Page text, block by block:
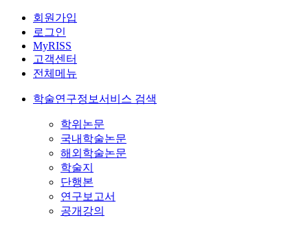
회원가입
로그인
MyRISS
고객센터
전체메뉴
학술연구정보서비스 검색
학위논문
국내학술논문
해외학술논문
학술지
단행본
연구보고서
공개강의